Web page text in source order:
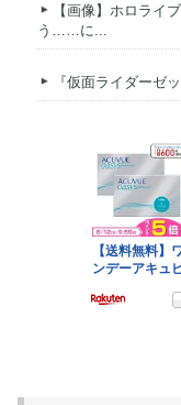
【画像】ホロライ
う……に...
『仮面ライダーゼ